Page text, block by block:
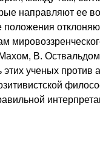
направляют ее
положения
В.
ученых